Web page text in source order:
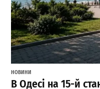
НОВИНИ
В Одесі на 15-й